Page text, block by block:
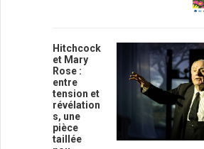
Hitchcock
et Mary
Rose :
entre
tension et
révélation
s, une
pièce
taillée